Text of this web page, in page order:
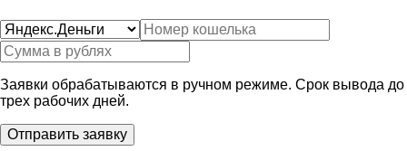
Заявки обрабатываются в ручном режиме. Срок вывода до
трех рабочих дней.